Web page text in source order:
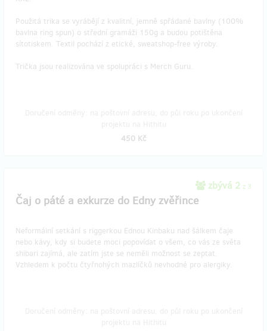
Použitá trika se vyrábějí z kvalitní, jemně spřádané bavlny (100%
bavlna ring spun) o střední gramáži 150g a budou potištěna
sítotiskem. Textil pochází z etické, sweatshop-free výroby.
Trička jsou realizována ve spolupráci s Merch Guru.
450 Kč
zbývá 2 z 3
​Čaj o páté a exkurze do Edny zvěřince
Neformální setkání s riggerkou Ednou Kinbaku nad šálkem čaje
nebo kávy, kdy si budete moci popovídat o všem, co vás ze světa
shibari zajímá, ale zatím jste se neměli možnost se zeptat.
Vzhledem k počtu čtyřnohých mazlíčků nevhodné pro alergiky.